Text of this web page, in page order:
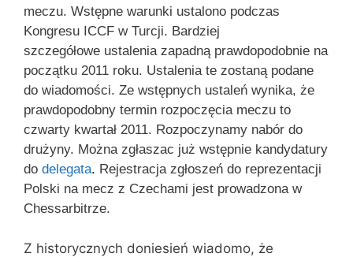
meczu. Wstępne warunki ustalono podczas
Kongresu ICCF w Turcji. Bardziej
szczegółowe ustalenia zapadną prawdopodobnie na
początku 2011 roku. Ustalenia te zostaną podane
do wiadomości. Ze wstępnych ustaleń wynika, że
prawdopodobny termin rozpoczęcia meczu to
czwarty kwartał 2011. Rozpoczynamy nabór do
drużyny. Można zgłaszac już wstępnie kandydatury
do delegata. Rejestracja zgłoszeń do reprezentacji
Polski na mecz z Czechami jest prowadzona w
Chessarbitrze.
Z historycznych doniesień wiadomo, że